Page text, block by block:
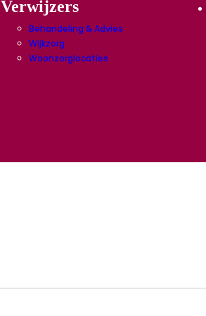
Verwijzers
Behandeling & Advies
Wijkzorg
Woonzorglocaties